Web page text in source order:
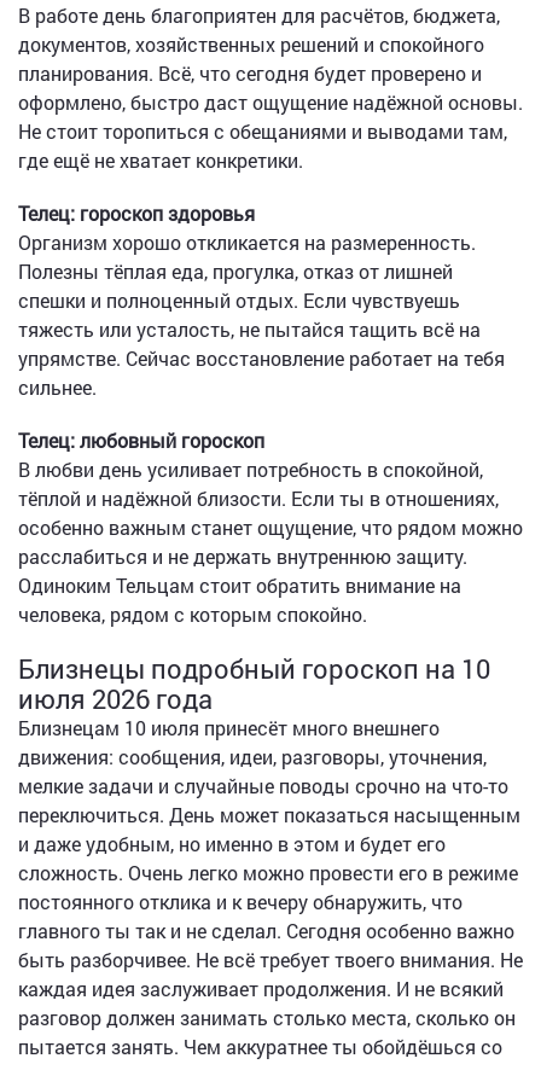
В работе день благоприятен для расчётов, бюджета,
документов, хозяйственных решений и спокойного
планирования. Всё, что сегодня будет проверено и
оформлено, быстро даст ощущение надёжной основы.
Не стоит торопиться с обещаниями и выводами там,
где ещё не хватает конкретики.
Телец: гороскоп здоровья
Организм хорошо откликается на размеренность.
Полезны тёплая еда, прогулка, отказ от лишней
спешки и полноценный отдых. Если чувствуешь
тяжесть или усталость, не пытайся тащить всё на
упрямстве. Сейчас восстановление работает на тебя
сильнее.
Телец: любовный гороскоп
В любви день усиливает потребность в спокойной,
тёплой и надёжной близости. Если ты в отношениях,
особенно важным станет ощущение, что рядом можно
расслабиться и не держать внутреннюю защиту.
Одиноким Тельцам стоит обратить внимание на
человека, рядом с которым спокойно.
Близнецы подробный гороскоп на 10
июля 2026 года
Близнецам 10 июля принесёт много внешнего
движения: сообщения, идеи, разговоры, уточнения,
мелкие задачи и случайные поводы срочно на что-то
переключиться. День может показаться насыщенным
и даже удобным, но именно в этом и будет его
сложность. Очень легко можно провести его в режиме
постоянного отклика и к вечеру обнаружить, что
главного ты так и не сделал. Сегодня особенно важно
быть разборчивее. Не всё требует твоего внимания. Не
каждая идея заслуживает продолжения. И не всякий
разговор должен занимать столько места, сколько он
пытается занять. Чем аккуратнее ты обойдёшься со